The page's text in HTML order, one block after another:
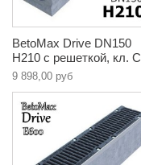
BetoMax Drive DN150
H210 с решеткой, кл. C
9 898,00 руб